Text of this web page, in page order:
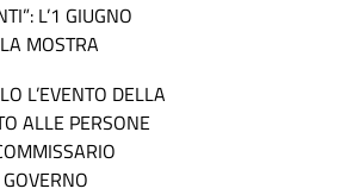
L’1 GIUGNO
MOSTRA
L’EVENTO DELLA
ALLE PERSONE